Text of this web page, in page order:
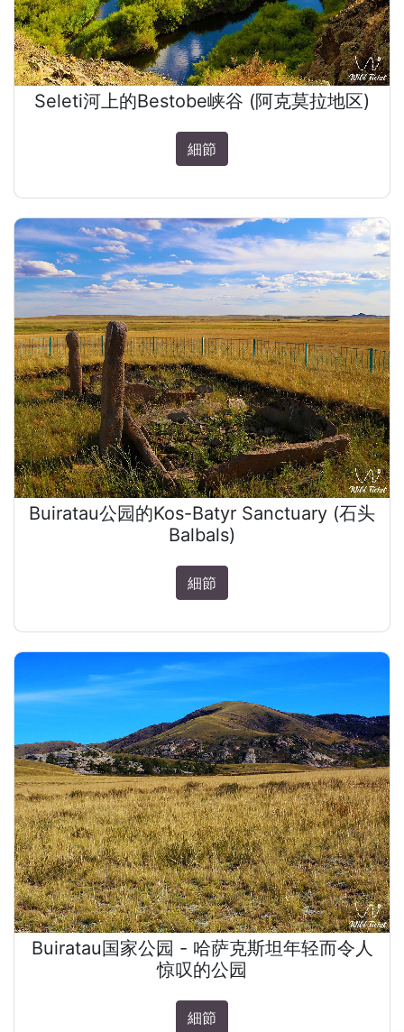
Seleti河上的Bestobe峡谷 (阿克莫拉地区)
細節
Buiratau公园的Kos-Batyr Sanctuary (石头
Balbals)
細節
Buiratau国家公园 - 哈萨克斯坦年轻而令人
惊叹的公园
細節